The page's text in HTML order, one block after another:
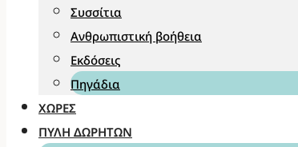
Συσσίτια
Ανθρωπιστική βοήθεια
Εκδόσεις
Πηγάδια
ΧΏΡΕΣ
ΠΎΛΗ ΔΩΡΗΤΏΝ